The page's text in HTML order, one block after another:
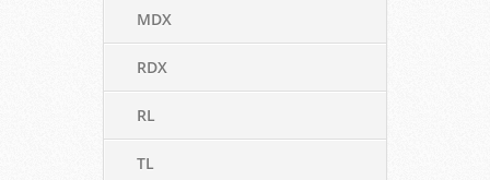
MDX
RDX
RL
TL